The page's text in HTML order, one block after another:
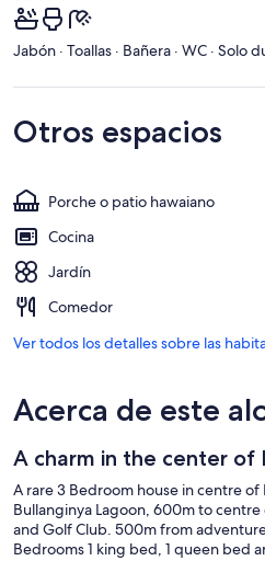
Jabón · Toallas · Bañera · WC · Solo
Otros espacios
Porche o patio hawaiano
Cocina
Jardín
Comedor
Ver todos los detalles sobre las
Acerca de este
A charm in the center of
A rare 3 Bedroom house in centre
Bullanginya Lagoon, 600m to
and Golf Club. 500m from
Bedrooms 1 king bed, 1 queen bed